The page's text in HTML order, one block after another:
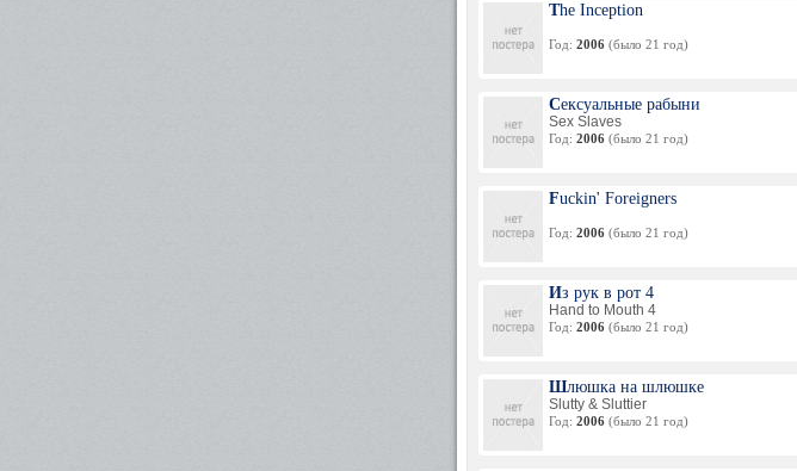
The Inception
Год: 2006 (было 21 год)
Сексуальные рабыни
Sex Slaves
Год: 2006 (было 21 год)
Fuckin' Foreigners
Год: 2006 (было 21 год)
Из рук в рот 4
Hand to Mouth 4
Год: 2006 (было 21 год)
Шлюшка на шлюшке
Slutty & Sluttier
Год: 2006 (было 21 год)